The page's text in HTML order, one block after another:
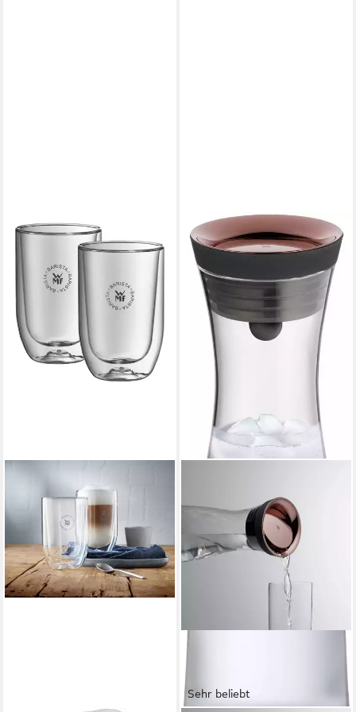
Sehr beliebt